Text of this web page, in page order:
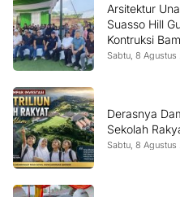
Arsitektur
Suasso Hill
Kontruksi
Sabtu, 8 Agustus
Derasnya
Sekolah
Sabtu, 8 Agustus